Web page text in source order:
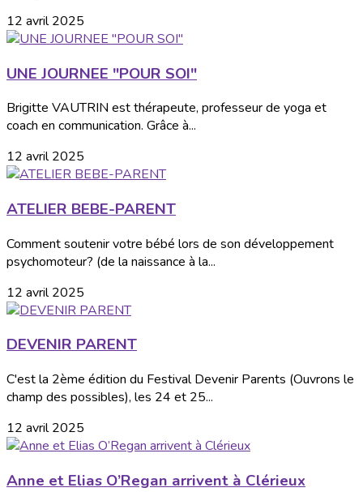
12 avril 2025
UNE JOURNEE "POUR SOI"
Brigitte VAUTRIN est thérapeute, professeur de yoga et
coach en communication. Grâce à...
12 avril 2025
ATELIER BEBE-PARENT
Comment soutenir votre bébé lors de son développement
psychomoteur? (de la naissance à la...
12 avril 2025
DEVENIR PARENT
C'est la 2ème édition du Festival Devenir Parents (Ouvrons le
champ des possibles), les 24 et 25...
12 avril 2025
Anne et Elias O’Regan arrivent à Clérieux